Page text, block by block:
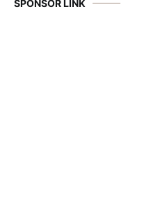
SPONSOR LINK